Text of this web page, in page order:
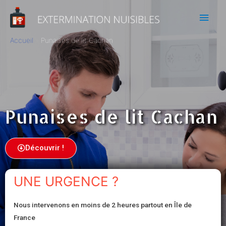
Accueil Punaises de lit Cachan
Punaises de lit Cachan
Découvrir !
UNE URGENCE ?
Nous intervenons en moins de 2 heures partout en Île de
France